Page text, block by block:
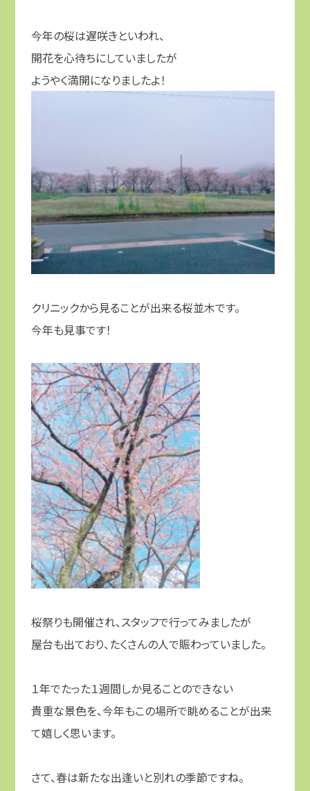
今年の桜は遅咲きといわれ、
開花を心待ちにしていましたが
ようやく満開になりましたよ！
クリニックから見ることが出来る桜並木です。
今年も見事です！
桜祭りも開催され、スタッフで行ってみましたが
屋台も出ており、たくさんの人で賑わっていました。
１年でたった１週間しか見ることのできない
貴重な景色を、今年もこの場所で眺めることが出来
て嬉しく思います。
さて、春は新たな出逢いと別れの季節ですね。